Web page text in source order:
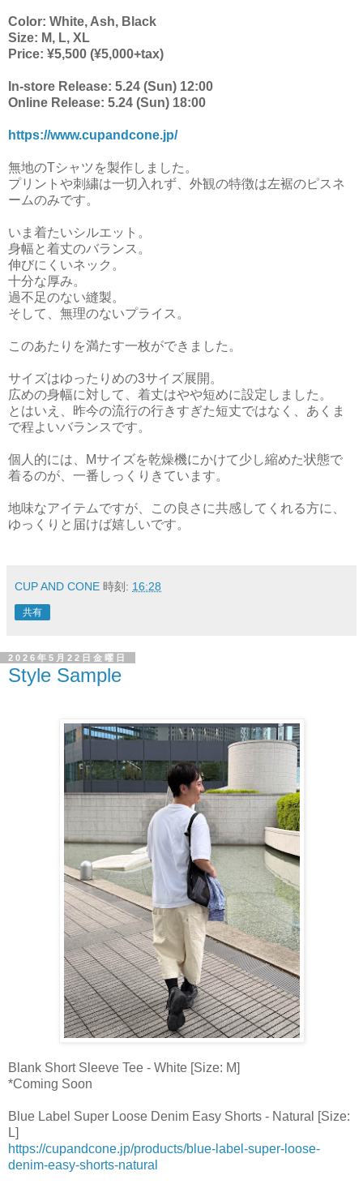
Color: White, Ash, Black
Size: M, L, XL
Price: ¥5,500 (¥5,000+tax)
In-store Release: 5.24 (Sun) 12:00
Online Release: 5.24 (Sun) 18:00
https://www.cupandcone.jp/
無地のTシャツを製作しました。
プリントや刺繍は一切入れず、外観の特徴は左裾のピスネ
ームのみです。
いま着たいシルエット。
身幅と着丈のバランス。
伸びにくいネック。
十分な厚み。
過不足のない縫製。
そして、無理のないプライス。
このあたりを満たす一枚ができました。
サイズはゆったりめの3サイズ展開。
広めの身幅に対して、着丈はやや短めに設定しました。
とはいえ、昨今の流行の行きすぎた短丈ではなく、あくま
で程よいバランスです。
個人的には、Mサイズを乾燥機にかけて少し縮めた状態で
着るのが、一番しっくりきています。
地味なアイテムですが、この良さに共感してくれる方に、
ゆっくりと届けば嬉しいです。
CUP AND CONE 時刻: 16:28
共有
2026年5月22日金曜日
Style Sample
Blank Short Sleeve Tee - White [Size: M]
*Coming Soon
Blue Label Super Loose Denim Easy Shorts - Natural [Size:
L]
https://cupandcone.jp/products/blue-label-super-loose-
denim-easy-shorts-natural